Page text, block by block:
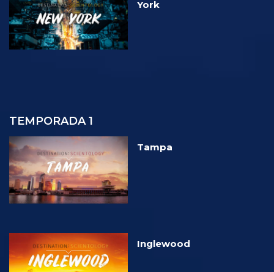
York
TEMPORADA 1
Tampa
Inglewood